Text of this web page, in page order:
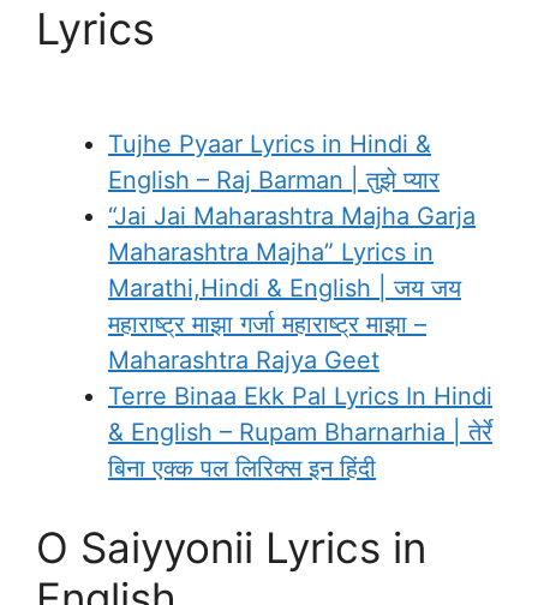
Lyrics
Tujhe Pyaar Lyrics in Hindi &
English – Raj Barman | तुझे प्यार
“Jai Jai Maharashtra Majha Garja
Maharashtra Majha” Lyrics in
Marathi,Hindi & English | जय जय
महाराष्ट्र माझा गर्जा महाराष्ट्र माझा –
Maharashtra Rajya Geet
Terre Binaa Ekk Pal Lyrics In Hindi
& English – Rupam Bharnarhia | तेर्रे
बिना एक्क पल लिरिक्स इन हिंदी
O Saiyyonii Lyrics in